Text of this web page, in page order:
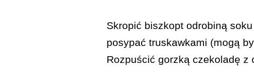
Skropić biszkopt odrobiną
posypać truskawkami (mogą
Rozpuścić gorzką czekoladę z